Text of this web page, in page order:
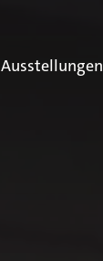
Ausstellungen